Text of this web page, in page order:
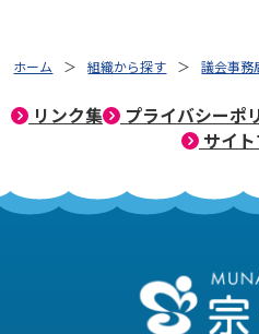
ホーム 組織から探す 議会事務
リンク集 プライバシーポ
サイト